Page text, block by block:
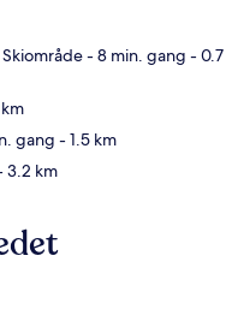
- 8 min. gang - 0.7
gang - 1.5 km
3.2 km